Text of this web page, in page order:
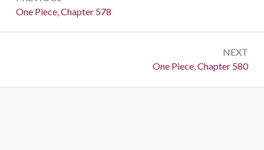
navigation
Previous:
One Piece, Chapter 578
NEXT
Next:
One Piece, Chapter 580